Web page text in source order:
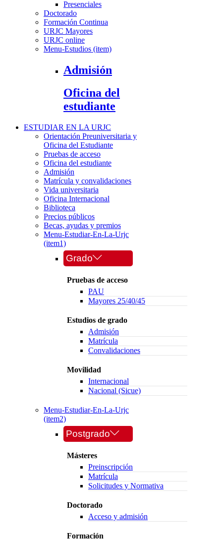
Presenciales
Doctorado
Formación Continua
URJC Mayores
URJC online
Menu-Estudios (item)
Admisión
Oficina del
estudiante
ESTUDIAR EN LA URJC
Orientación Preuniversitaria y
Oficina del Estudiante
Pruebas de acceso
Oficina del estudiante
Admisión
Matrícula y convalidaciones
Vida universitaria
Oficina Internacional
Biblioteca
Precios públicos
Becas, ayudas y premios
Menu-Estudiar-En-La-Urjc
(item1)
Grado
Pruebas de acceso
PAU
Mayores 25/40/45
Estudios de grado
Admisión
Matrícula
Convalidaciones
Movilidad
Internacional
Nacional (Sicue)
Menu-Estudiar-En-La-Urjc
(item2)
Postgrado
Másteres
Preinscripción
Matrícula
Solicitudes y Normativa
Doctorado
Acceso y admisión
Formación